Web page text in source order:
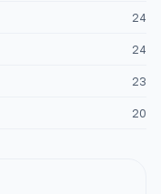
24
24
23
20